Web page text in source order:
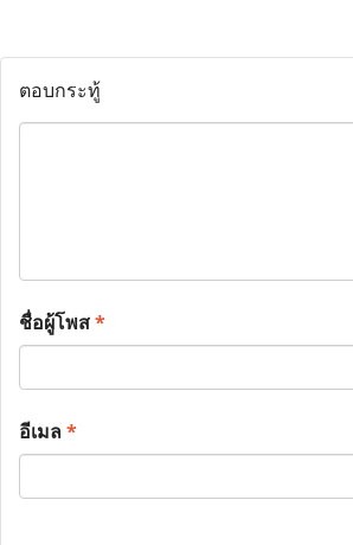
ตอบกระทู้
ชื่อผู้โพส*
อีเมล*